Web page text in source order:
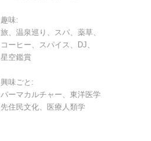
趣味:
旅、温泉巡り、スパ、薬草、
コーヒー、スパイス、DJ、
星空鑑賞
興味ごと:
パーマカルチャー、東洋医学
先住民文化、医療人類学